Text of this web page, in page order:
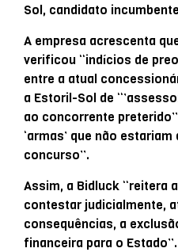
Sol, candidato
A empresa acrescenta
verificou “indícios de
entre a atual
a Estoril-Sol de
ao concorrente
‘armas’ que não
concurso”.
Assim, a Bidluck “reitera
contestar judicialmente,
consequências, a
financeira para o Estado”.